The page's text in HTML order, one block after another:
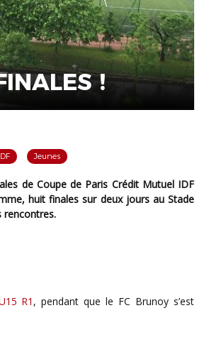
!
Jeunes
huit finales sur deux jours au Stade
rencontres.
R1 , pendant que le FC Brunoy s’est